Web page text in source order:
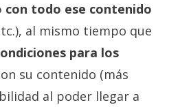
con todo ese contenido
al mismo tiempo que
para los
su contenido (más
al poder llegar a